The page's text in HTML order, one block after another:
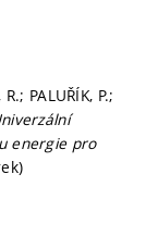
PALUŘÍK, P.;
energie pro